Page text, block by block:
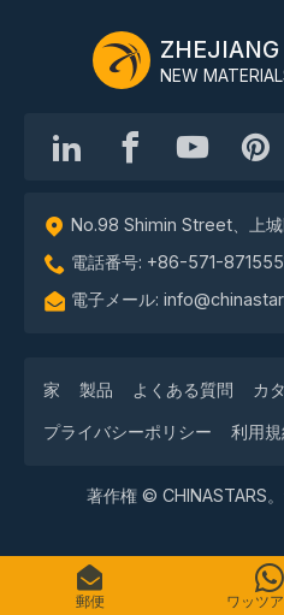
NEW
No.98 Shimin Street、上城
電話番号: +86-571-
電子メール:
家 製品 よくある質問 カ
プライバシーポリシー 利用規
著作権 © CHINASTARS
郵便 ワッツ